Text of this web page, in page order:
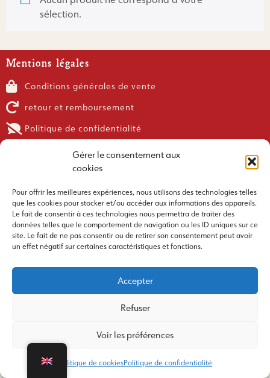
Gérer le consentement aux
cookies
Pour offrir les meilleures expériences, nous utilisons des technologies telles
que les cookies pour stocker et/ou accéder aux informations des appareils.
Le fait de consentir à ces technologies nous permettra de traiter des
données telles que le comportement de navigation ou les ID uniques sur ce
site. Le fait de ne pas consentir ou de retirer son consentement peut avoir
un effet négatif sur certaines caractéristiques et fonctions.
Accepter
Refuser
Voir les préférences
Politique de cookiesPolitique de confidentialité
sélection.
Mentions légales
Conditions générales de vente
retour et remboursement
Politique de confidentialité
Instagram
newsletter
Une question ?
contact@croctoys.com
1 les Prairies, 26750 Geyssans